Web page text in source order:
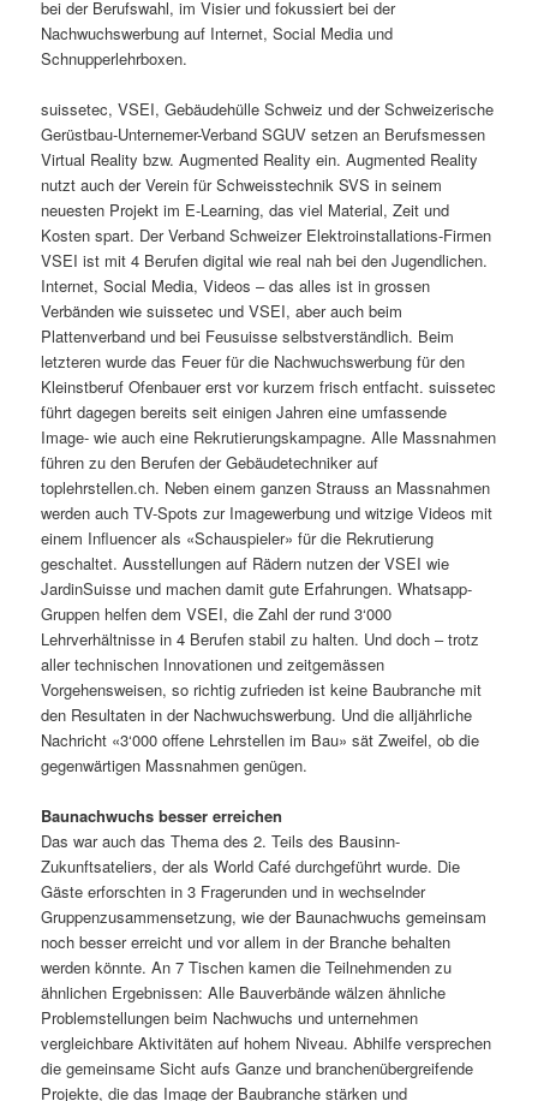
bei der Berufswahl, im Visier und fokussiert bei der
Nachwuchswerbung auf Internet, Social Media und
Schnupperlehrboxen.
suissetec, VSEI, Gebäudehülle Schweiz und der Schweizerische
Gerüstbau-Unternemer-Verband SGUV setzen an Berufsmessen
Virtual Reality bzw. Augmented Reality ein. Augmented Reality
nutzt auch der Verein für Schweisstechnik SVS in seinem
neuesten Projekt im E-Learning, das viel Material, Zeit und
Kosten spart. Der Verband Schweizer Elektroinstallations-Firmen
VSEI ist mit 4 Berufen digital wie real nah bei den Jugendlichen.
Internet, Social Media, Videos – das alles ist in grossen
Verbänden wie suissetec und VSEI, aber auch beim
Plattenverband und bei Feusuisse selbstverständlich. Beim
letzteren wurde das Feuer für die Nachwuchswerbung für den
Kleinstberuf Ofenbauer erst vor kurzem frisch entfacht. suissetec
führt dagegen bereits seit einigen Jahren eine umfassende
Image- wie auch eine Rekrutierungs­kampagne. Alle Massnahmen
führen zu den Berufen der Gebäudetechniker auf
toplehrstellen.ch. Neben einem ganzen Strauss an Massnahmen
werden auch TV-Spots zur Imagewerbung und witzige Videos mit
einem Influencer als «Schauspieler» für die Rekrutierung
geschaltet. Ausstellungen auf Rädern nutzen der VSEI wie
JardinSuisse und machen damit gute Erfahrungen. Whatsapp-
Gruppen helfen dem VSEI, die Zahl der rund 3‘000
Lehrverhältnisse in 4 Berufen stabil zu halten. Und doch – trotz
aller technischen Innovationen und zeitgemässen
Vorgehensweisen, so richtig zufrieden ist keine Baubranche mit
den Resultaten in der Nachwuchswerbung. Und die alljährliche
Nachricht «3‘000 offene Lehrstellen im Bau» sät Zweifel, ob die
gegenwärtigen Massnahmen genügen.
Baunachwuchs besser erreichen
Das war auch das Thema des 2. Teils des Bausinn-
Zukunftsateliers, der als World Café durchgeführt wurde. Die
Gäste erforschten in 3 Fragerunden und in wechselnder
Gruppenzusammensetzung, wie der Baunachwuchs gemeinsam
noch besser erreicht und vor allem in der Branche behalten
werden könnte. An 7 Tischen kamen die Teilnehmenden zu
ähnlichen Ergebnissen: Alle Bauverbände wälzen ähnliche
Problemstellungen beim Nachwuchs und unternehmen
vergleichbare Aktivitäten auf hohem Niveau. Abhilfe versprechen
die gemeinsame Sicht aufs Ganze und branchenübergreifende
Projekte, die das Image der Baubranche stärken und